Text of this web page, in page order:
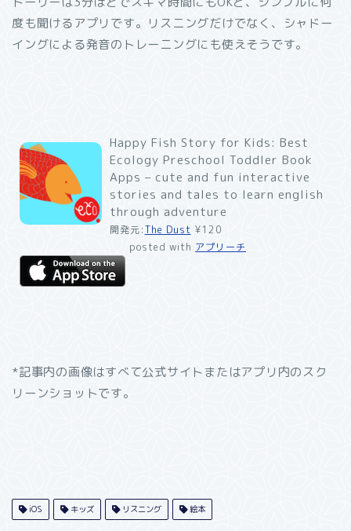
度も聞けるアプリです。リスニングだけでなく、シャドー
イングによる発音のトレーニングにも使えそうです。
Happy Fish Story for Kids: Best
Ecology Preschool Toddler Book
Apps – cute and fun interactive
stories and tales to learn english
through adventure
開発元:The Dust ¥120
posted with アプリーチ
*記事内の画像はすべて公式サイトまたはアプリ内のスク
リーンショットです。
iOS キッズ リスニング 絵本